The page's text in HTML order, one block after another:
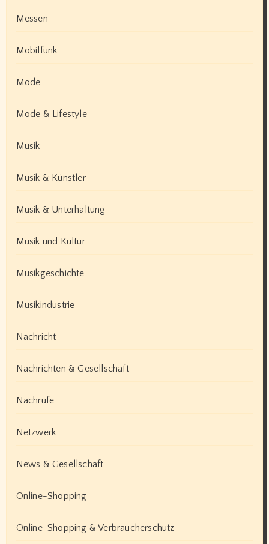
Messen
Mobilfunk
Mode
Mode & Lifestyle
Musik
Musik & Künstler
Musik & Unterhaltung
Musik und Kultur
Musikgeschichte
Musikindustrie
Nachricht
Nachrichten & Gesellschaft
Nachrufe
Netzwerk
News & Gesellschaft
Online-Shopping
Online-Shopping & Verbraucherschutz